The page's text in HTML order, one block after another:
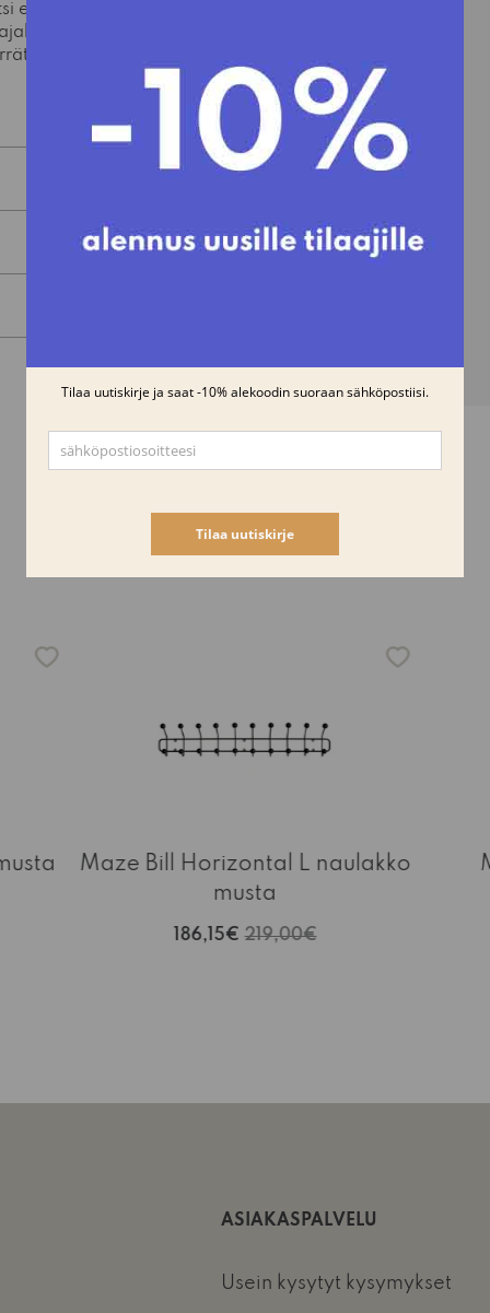
eteisessä, mutta
Mustana ja
metallista.
Samankaltaisia tuotteita
Maze Bill Horizontal L naulakko
musta
186,15€ 219,00€
ASIAKASPALVELU
Usein kysytyt kysymykset